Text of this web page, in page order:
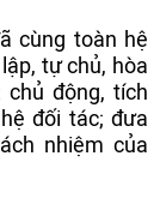
cùng toàn hệ
tự chủ, hòa
chủ động, tích
đối tác; đưa
nhiệm của